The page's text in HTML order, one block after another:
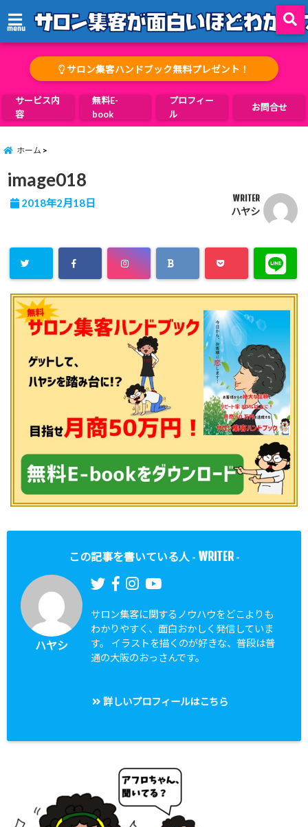
menu
サロン集客ハンドブック無料プレゼント！
サービス内
容
無料E-
book
プロフィー
ル
お問合せ
ホーム
image018
2018年2月18日 WRITER
ハヤシ
この記事を書いている人 - WRITER-
ハヤシ
サロン集客に関するノウハウをどこよりも
わかりやすく、面白おかしく発信していま
す。 イラストを描くのが好きな、普段は普
通の大阪のおっさんです。
詳しいプロフィールはこちら